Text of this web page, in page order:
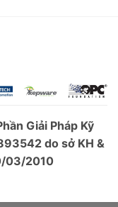
Giải Pháp Kỹ
do sở KH &
03/2010